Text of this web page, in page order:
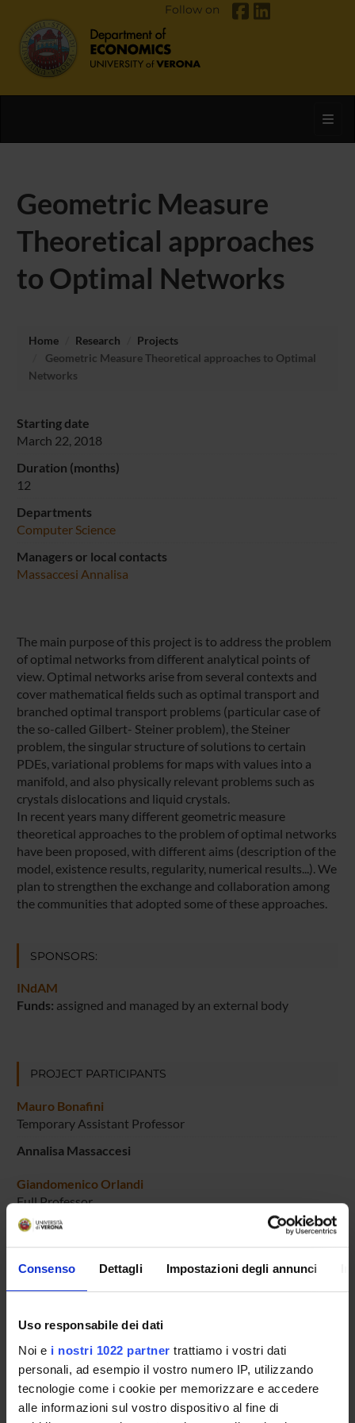
Consenso Dettagli Impostazioni degli annunci
Uso responsabile dei dati
Noi e i nostri 1022 partner trattiamo i vostri dati
personali, ad esempio il vostro numero IP, utilizzando
tecnologie come i cookie per memorizzare e accedere
alle informazioni sul vostro dispositivo al fine di
Follow on
Geometric Measure
Theoretical approaches
to Optimal Networks
Home Research
Projects
Geometric Measure Theoretical approaches to Optimal
Networks
Starting date
March 22, 2018
Duration (months)
12
Departments
Computer Science
Managers or local contacts
Massaccesi Annalisa
The main purpose of this project is to address the problem
of optimal networks from different analytical points of
view. Optimal networks arise from several contexts and
cover mathematical fields such as optimal transport and
branched optimal transport problems (particular case of
the so-called Gilbert- Steiner problem), the Steiner
problem, the singular structure of solutions to certain
PDEs, variational problems for maps with values into a
manifold, and also physically relevant problems such as
crystals dislocations and liquid crystals.
In recent years many different geometric measure
theoretical approaches to the problem of optimal networks
have been proposed, with different aims (description of the
model, existence results, regularity, numerical results...). We
plan to strengthen the exchange and collaboration among
the communities that adopted some of these approaches.
SPONSORS:
INdAM
Funds: assigned and managed by an external body
PROJECT PARTICIPANTS
Mauro Bonafini
Temporary Assistant Professor
Annalisa Massaccesi
Giandomenico Orlandi
Full Professor
COLLABORATORI ESTERNI
Università di Pisa
Andrea Marchese
Università di Pavia
Giovanni Bellettini
Università di Siena